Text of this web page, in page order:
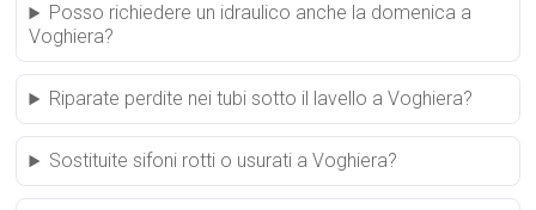
Posso richiedere un idraulico anche la domenica a
Voghiera?
Riparate perdite nei tubi sotto il lavello a Voghiera?
Sostituite sifoni rotti o usurati a Voghiera?